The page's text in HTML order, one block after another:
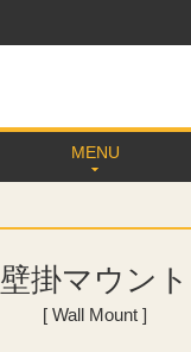
MENU
壁掛マウント
[ Wall Mount ]